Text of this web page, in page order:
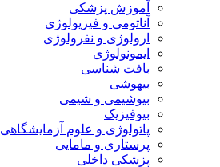
آموزش پزشکی
آناتومی و فیزیولوژی
ارولوژی و نفرولوژی
ایمونولوژی
بافت شناسی
بیهوشی
بیوشیمی و شیمی
بیوفیزیک
پاتولوژی و علوم آزمایشگاهی
پرستاری و مامایی
پزشکی داخلی